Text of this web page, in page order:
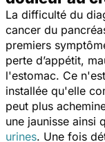
La difficulté du
cancer du
premiers
perte d’appétit,
l'estomac. Ce
installée qu'elle
peut plus
une jaunisse ainsi
urines. Une fois